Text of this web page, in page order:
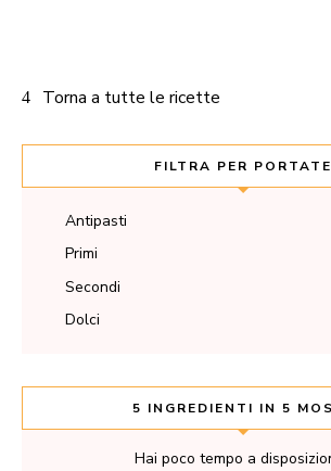
Torna a tutte le ricette
FILTRA PER PORTATE
Antipasti
Primi
Secondi
Dolci
5 INGREDIENTI IN 5
Hai poco tempo a